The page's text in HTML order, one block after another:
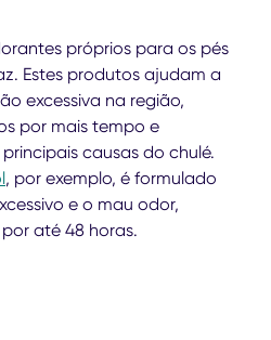
próprios para os pés
Estes produtos ajudam a
excessiva na região,
por mais tempo e
causas do chulé.
, por exemplo, é formulado
e o mau odor,
até 48 horas.